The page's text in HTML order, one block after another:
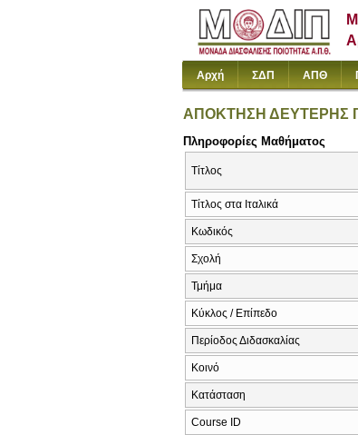
Αρχή ΣΔΠ ΑΠΘ
ΑΠΟΚΤΗΣΗ ΔΕΥΤΕΡΗΣ
Πληροφορίες Μαθήματος
Τίτλος
Τίτλος στα Ιταλικά
Κωδικός
Σχολή
Τμήμα
Κύκλος / Επίπεδο
Περίοδος Διδασκαλίας
Κοινό
Κατάσταση
Course ID